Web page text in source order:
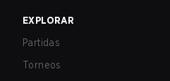
EXPLORAR
Partidas
Torneos